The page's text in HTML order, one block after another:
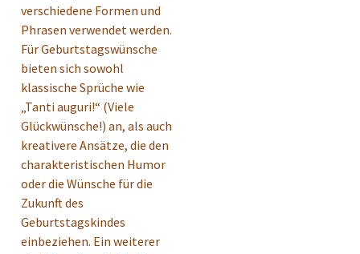
verschiedene Formen und
Phrasen verwendet werden.
Für Geburtstagswünsche
bieten sich sowohl
klassische Sprüche wie
„Tanti auguri!“ (Viele
Glückwünsche!) an, als auch
kreativere Ansätze, die den
charakteristischen Humor
oder die Wünsche für die
Zukunft des
Geburtstagskindes
einbeziehen. Ein weiterer